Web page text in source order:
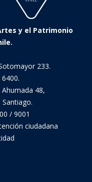
y el Patrimonio
233.
48,
Santiago.
/ 9001
ciudadana